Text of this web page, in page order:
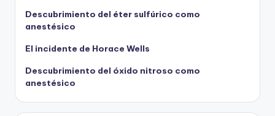
Descubrimiento del éter sulfúrico como
anestésico
El incidente de Horace Wells
Descubrimiento del óxido nitroso como
anestésico